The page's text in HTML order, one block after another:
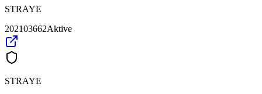
STRAYE
202103662Aktive
STRAYE